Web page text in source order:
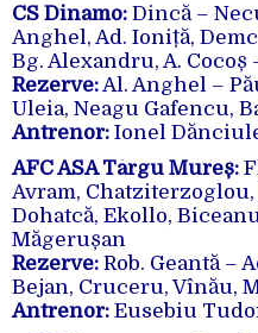
CS Dinamo: Dincă –
Anghel, Ad. Ioniță,
Bg. Alexandru, A. Cocoș
Rezerve:Al. Anghel –
Uleia, Neagu Gafencu,
Antrenor: Ionel
AFC ASA Târgu Mureș:
Avram,
Dohatcă, Ekollo,
Măgerușan
Rezerve: Rob. Geantă –
Bejan, Cruceru, Vînău,
Antrenor: Eusebiu